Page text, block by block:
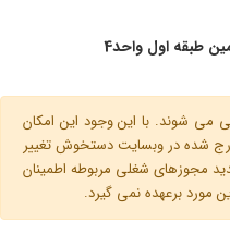
طبقه اول واحد4
می شوند. با این وجود این امکان
شده در وبسایت دستخوش تغییر
مجوزهای شغلی مربوطه اطمینان
مورد برعهده نمی گیرد.